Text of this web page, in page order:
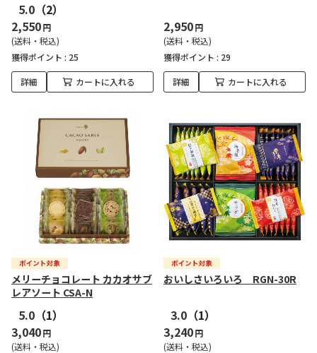
5.0 （2）
2,550円
(送料・税込)
獲得ポイント : 25
詳細 カートに入れる
2,950円
(送料・税込)
獲得ポイント : 29
詳細 カートに入れる
メリーチョコレート カカオサブ
レアソート CSA-N
5.0 （1）
3,040円
(送料・税込)
おいしさいろいろ RGN-30R
3.0 （1）
3,240円
(送料・税込)